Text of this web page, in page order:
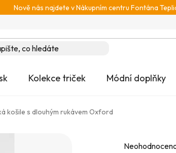
Nově nás najdete v Nákupním centru Fontána
Kolekce triček Módní doplňky
košile s dlouhým rukávem Oxford
Průměrné